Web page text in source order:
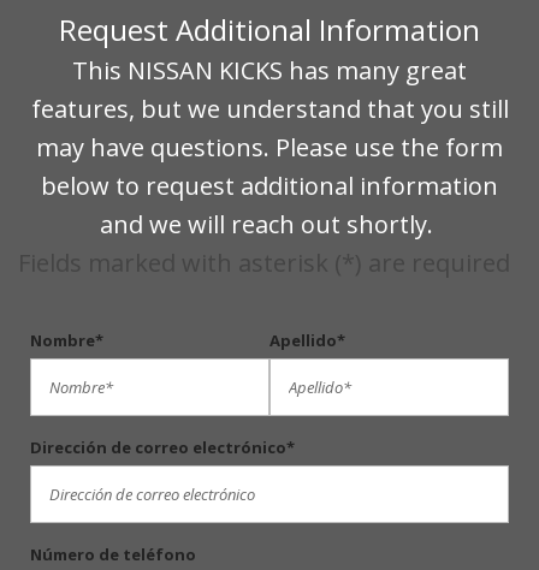
Request Additional Information
This NISSAN KICKS has many great
features, but we understand that you still
may have questions. Please use the form
below to request additional information
and we will reach out shortly.
Fields marked with asterisk (*) are required
Nombre* Apellido*
Dirección de correo electrónico*
Número de teléfono